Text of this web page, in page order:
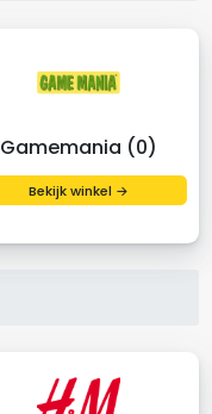
Gamemania (0)
Bekijk winkel →